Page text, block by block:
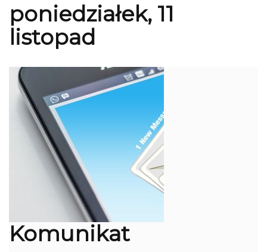
poniedziałek, 11
listopad
Komunikat